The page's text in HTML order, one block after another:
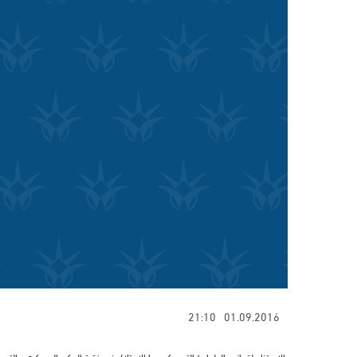
01.09.2016
21:10